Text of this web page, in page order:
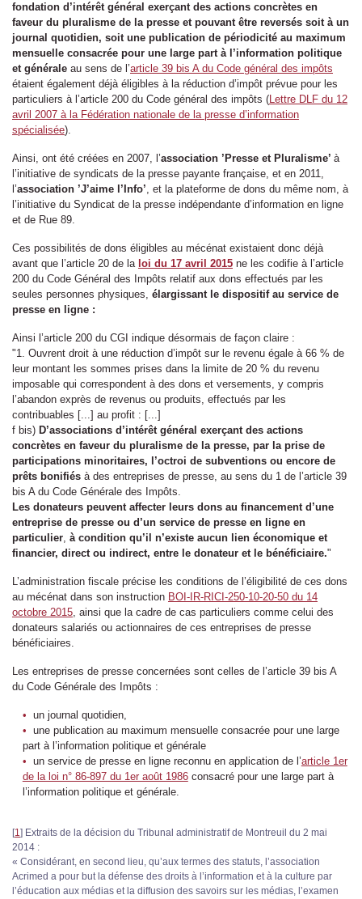
fondation d’intérêt général exerçant des actions concrètes en
faveur du pluralisme de la presse et pouvant être reversés soit à un
journal quotidien, soit une publication de périodicité au maximum
mensuelle consacrée pour une large part à l’information politique
et générale au sens de l’article 39 bis A du Code général des impôts
étaient également déjà éligibles à la réduction d’impôt prévue pour les
particuliers à l’article 200 du Code général des impôts (Lettre DLF du 12
avril 2007 à la Fédération nationale de la presse d’information
spécialisée).
Ainsi, ont été créées en 2007, l’association ’Presse et Pluralisme’ à
l’initiative de syndicats de la presse payante française, et en 2011,
l’association ’J’aime l’Info’, et la plateforme de dons du même nom, à
l’initiative du Syndicat de la presse indépendante d’information en ligne
et de Rue 89.
Ces possibilités de dons éligibles au mécénat existaient donc déjà
avant que l’article 20 de la loi du 17 avril 2015 ne les codifie à l’article
200 du Code Général des Impôts relatif aux dons effectués par les
seules personnes physiques, élargissant le dispositif au service de
presse en ligne :
Ainsi l’article 200 du CGI indique désormais de façon claire :
"1. Ouvrent droit à une réduction d’impôt sur le revenu égale à 66 % de
leur montant les sommes prises dans la limite de 20 % du revenu
imposable qui correspondent à des dons et versements, y compris
l’abandon exprès de revenus ou produits, effectués par les
contribuables [...] au profit : [...]
f bis) D’associations d’intérêt général exerçant des actions
concrètes en faveur du pluralisme de la presse, par la prise de
participations minoritaires, l’octroi de subventions ou encore de
prêts bonifiés à des entreprises de presse, au sens du 1 de l’article 39
bis A du Code Générale des Impôts.
Les donateurs peuvent affecter leurs dons au financement d’une
entreprise de presse ou d’un service de presse en ligne en
particulier, à condition qu’il n’existe aucun lien économique et
financier, direct ou indirect, entre le donateur et le bénéficiaire."
L’administration fiscale précise les conditions de l’éligibilité de ces dons
au mécénat dans son instruction BOI-IR-RICI-250-10-20-50 du 14
octobre 2015, ainsi que la cadre de cas particuliers comme celui des
donateurs salariés ou actionnaires de ces entreprises de presse
bénéficiaires.
Les entreprises de presse concernées sont celles de l’article 39 bis A
du Code Générale des Impôts :
un journal quotidien,
une publication au maximum mensuelle consacrée pour une large
part à l’information politique et générale
un service de presse en ligne reconnu en application de l’article 1er
de la loi n° 86-897 du 1er août 1986consacré pour une large part à
l’information politique et générale.
[1] Extraits de la décision du Tribunal administratif de Montreuil du 2 mai
2014 :
« Considérant, en second lieu, qu’aux termes des statuts, l’association
Acrimed a pour but la défense des droits à l’information et à la culture par
l’éducation aux médias et la diffusion des savoirs sur les médias, l’examen